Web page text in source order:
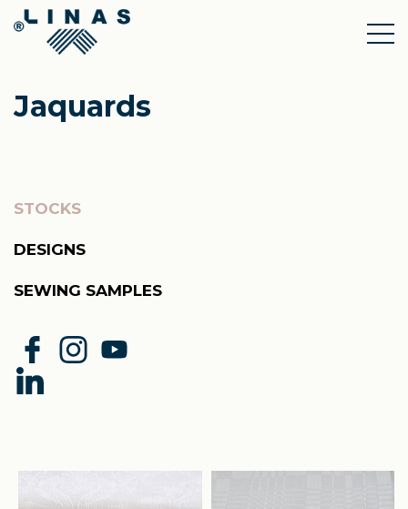
Jaquards
STOCKS
DESIGNS
SEWING SAMPLES